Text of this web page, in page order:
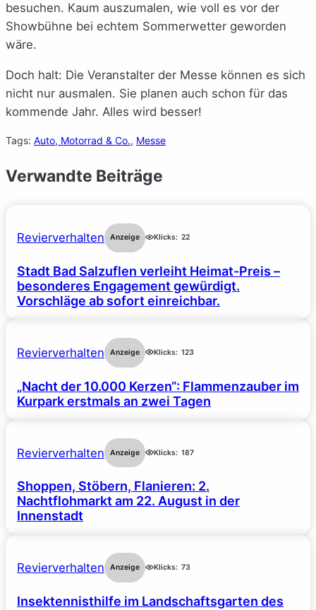
besuchen. Kaum auszumalen, wie voll es vor der
Showbühne bei echtem Sommerwetter geworden
wäre.
Doch halt: Die Veranstalter der Messe können es sich
nicht nur ausmalen. Sie planen auch schon für das
kommende Jahr. Alles wird besser!
Tags: Auto, Motorrad & Co., Messe
Verwandte Beiträge
Revierverhalten Anzeige Klicks: 22
Stadt Bad Salzuflen verleiht Heimat-Preis –
besonderes Engagement gewürdigt.
Vorschläge ab sofort einreichbar.
Revierverhalten Anzeige Klicks: 123
„Nacht der 10.000 Kerzen“: Flammenzauber im
Kurpark erstmals an zwei Tagen
Revierverhalten Anzeige Klicks: 187
Shoppen, Stöbern, Flanieren: 2.
Nachtflohmarkt am 22. August in der
Innenstadt
Revierverhalten Anzeige Klicks: 73
Insektennisthilfe im Landschaftsgarten des